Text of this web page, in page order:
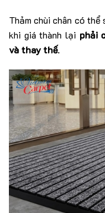
Thảm chùi chân có thể
khi giá thành lại phải
và thay thế.